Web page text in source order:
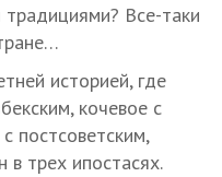
традициями? Все-таки
историей, где
кочевое с
постсоветским,
в трех ипостасях.